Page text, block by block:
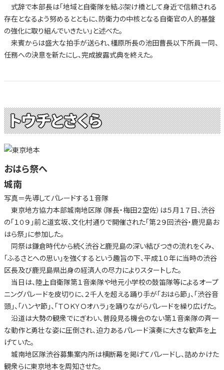
式辞で本部長は「地域と自衛隊を結ぶ架け橋として身近で信頼される
存在となるよう努めるとともに、防衛力の中核となる自衛官の人的基盤
の強化に取り組んでいきたい」と述べた。
来賓からは盛大な拍手が送られ、橿原所長の池田曹長以下所員一同、
任務への決意を新たにし、完成披露式典を終えた。
トウチとさくら
おはら祭へ
城南
写真＝先導してパレードする１音隊
東京地方協力本部城南地区隊（隊長・梅田２空佐）は５月１７日、渋谷
の「１０９」前と道玄坂、文化村通りで開催された「第２９回渋谷・鹿児島お
はら祭」に参加した。
同祭は鎌倉時代から続く渋谷と鹿児島の深い結びつきの流れをくみ、
「ふるさとへの思い」を強くするという趣旨の下、平成１０年に当時の渋谷
区長及び鹿児島県出身の経済人の尽力によりスタートした。
当日は、陸上自衛隊第１音楽隊や地元小学校の鼓笛隊等によるオープ
ニングパレードを皮切りに、２千人を超える踊り手が「おはら節」、「渋谷音
頭」、「ハンヤ節」、「ＴＯＫＹＯオハラ」を踊りながらパレードを繰り広げた。
沿道は大勢の観衆でにぎわい、普段見る機会のない第１音楽隊の斉一
な動作と勇壮な姿に圧倒され、迫力あるパレード演奏に大きな歓声を上
げていた。
城南地区隊渋谷募集案内所は横断幕を掲げてパレードし、詰めかけた
観衆らに東京地本を周知させた。